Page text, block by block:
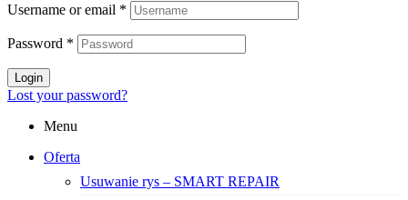
Username or email *
Password *
Login
Lost your password?
Menu
Oferta
Usuwanie rys – SMART REPAIR